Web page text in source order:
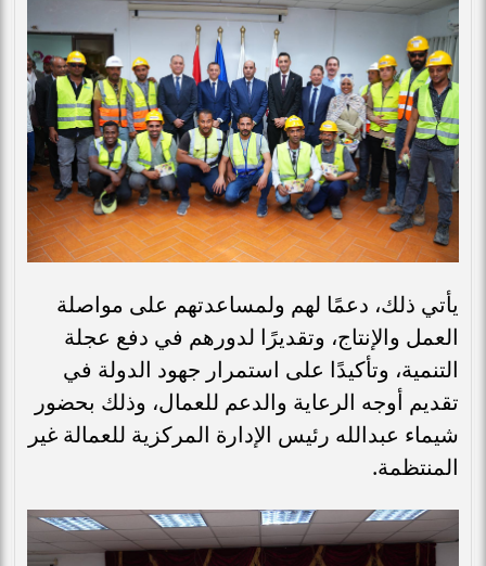
يأتي ذلك، دعمًا لهم ولمساعدتهم على مواصلة
العمل والإنتاج، وتقديرًا لدورهم في دفع عجلة
التنمية، وتأكيدًا على استمرار جهود الدولة في
تقديم أوجه الرعاية والدعم للعمال، وذلك بحضور
شيماء عبدالله رئيس الإدارة المركزية للعمالة غير
المنتظمة.